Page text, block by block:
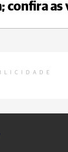
confira as